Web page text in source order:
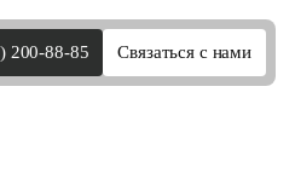
200-88-85 Связаться с нами